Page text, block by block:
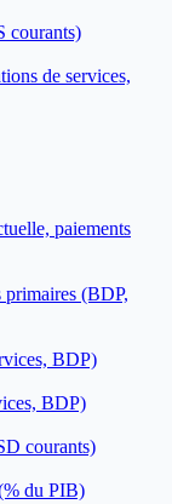
courants)
de services,
paiements
primaires (BDP,
BDP)
BDP)
courants)
du PIB)